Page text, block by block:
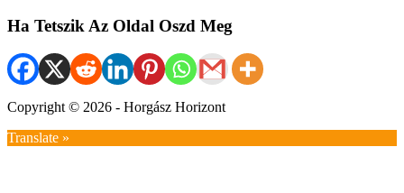
Ha Tetszik Az Oldal Oszd Meg
Copyright © 2026 - Horgász Horizont
Translate »